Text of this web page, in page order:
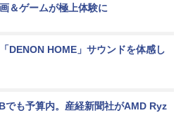
＆ゲームが極上体験に
DENON HOME」サウンドを体感し
でも予算内。産経新聞社がAMD Ryz